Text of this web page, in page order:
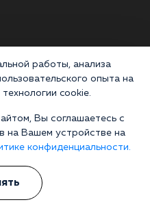
данных
работы, анализа
опыта на
cookie.
Вы соглашаетесь с
на Вашем устройстве на
конфиденциальности.